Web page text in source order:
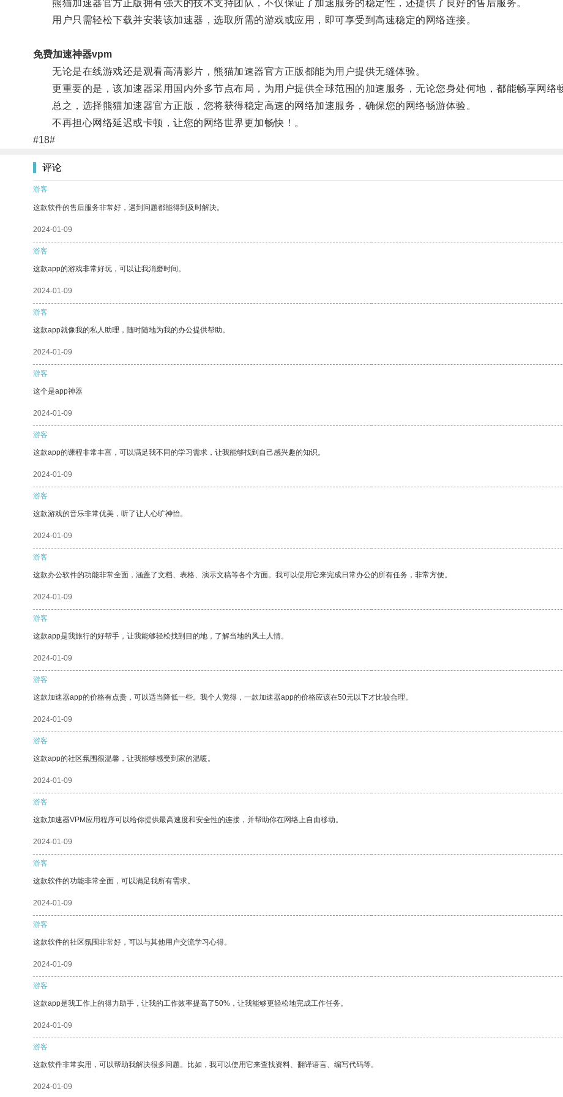
熊猫加速器官方正版拥有强大的技术支持团队，不仅保证了加速服务的稳定性，还提供了良好的售后服务。
用户只需轻松下载并安装该加速器，选取所需的游戏或应用，即可享受到高速稳定的网络连接。
免费加速神器vpm
无论是在线游戏还是观看高清影片，熊猫加速器官方正版都能为用户提供无缝体验。
更重要的是，该加速器采用国内外多节点布局，为用户提供全球范围的加速服务，无论您身处何地，都能畅享网络
总之，选择熊猫加速器官方正版，您将获得稳定高速的网络加速服务，确保您的网络畅游体验。
不再担心网络延迟或卡顿，让您的网络世界更加畅快！。
#18#
评论
游客
这款软件的售后服务非常好，遇到问题都能得到及时解决。
2024-01-09
游客
这款app的游戏非常好玩，可以让我消磨时间。
2024-01-09
游客
这款app就像我的私人助理，随时随地为我的办公提供帮助。
2024-01-09
游客
这个是app神器
2024-01-09
游客
这款app的课程非常丰富，可以满足我不同的学习需求，让我能够找到自己感兴趣的知识。
2024-01-09
游客
这款游戏的音乐非常优美，听了让人心旷神怡。
2024-01-09
游客
这款办公软件的功能非常全面，涵盖了文档、表格、演示文稿等各个方面。我可以使用它来完成日常办公的所有任务，非常方便。
2024-01-09
游客
这款app是我旅行的好帮手，让我能够轻松找到目的地，了解当地的风土人情。
2024-01-09
游客
这款加速器app的价格有点贵，可以适当降低一些。我个人觉得，一款加速器app的价格应该在50元以下才比较合理。
2024-01-09
游客
这款app的社区氛围很温馨，让我能够感受到家的温暖。
2024-01-09
游客
这款加速器VPM应用程序可以给你提供最高速度和安全性的连接，并帮助你在网络上自由移动。
2024-01-09
游客
这款软件的功能非常全面，可以满足我所有需求。
2024-01-09
游客
这款软件的社区氛围非常好，可以与其他用户交流学习心得。
2024-01-09
游客
这款app是我工作上的得力助手，让我的工作效率提高了50%，让我能够更轻松地完成工作任务。
2024-01-09
游客
这款软件非常实用，可以帮助我解决很多问题。比如，我可以使用它来查找资料、翻译语言、编写代码等。
2024-01-09